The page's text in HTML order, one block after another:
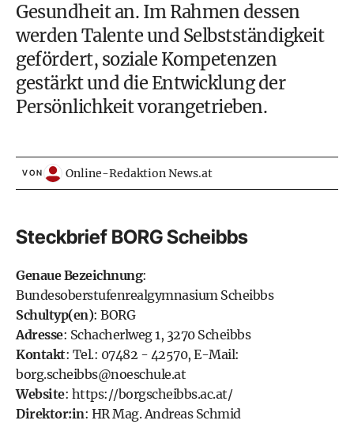
Gesundheit an. Im Rahmen dessen
werden Talente und Selbstständigkeit
gefördert, soziale Kompetenzen
gestärkt und die Entwicklung der
Persönlichkeit vorangetrieben.
VON Online-Redaktion News.at
Steckbrief BORG Scheibbs
Genaue Bezeichnung:
Bundesoberstufenrealgymnasium Scheibbs
Schultyp(en): BORG
Adresse: Schacherlweg 1, 3270 Scheibbs
Kontakt: Tel.: 07482 - 42570, E-Mail:
borg.scheibbs@noeschule.at
Website: https://borgscheibbs.ac.at/
Direktor:in: HR Mag. Andreas Schmid